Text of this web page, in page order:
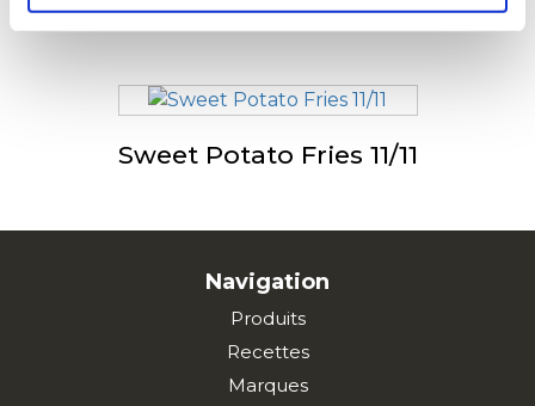
Tradistyle
Sweet Potato Fries 11/11
Navigation
Produits
Recettes
Marques